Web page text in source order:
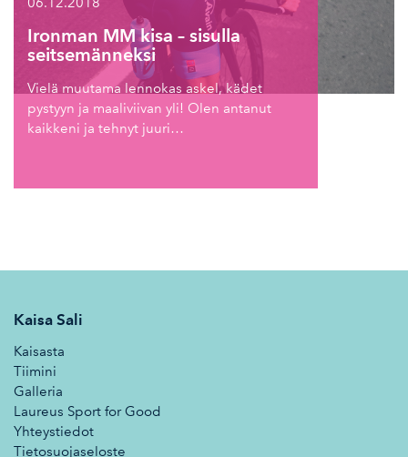
Ironman MM kisa – sisulla
seitsemänneksi
Vielä muutama lennokas askel, kädet
pystyyn ja maaliviivan yli! Olen antanut
kaikkeni ja tehnyt juuri…
Kaisa Sali
Kaisasta
Tiimini
Galleria
Laureus Sport for Good
Yhteystiedot
Tietosuojaseloste